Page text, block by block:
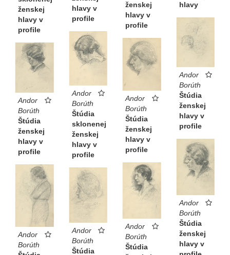
ženskej
hlavy v
profile
hlavy v
profile
ženskej
hlavy v
profile
hlavy
Andor
Borúth
Štúdia
ženskej
hlavy v
profile
Andor
Borúth
Štúdia
sklonenej
ženskej
hlavy v
profile
Andor
Borúth
Štúdia
ženskej
hlavy v
profile
Andor
Borúth
Štúdia
ženskej
hlavy v
profile
Andor
Borúth
Štúdia
ženskej
hlavy v
Andor
Borúth
Štúdia
Andor
Borúth
Andor
Borúth
Štúdia